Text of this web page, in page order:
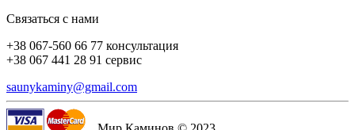
Связаться с нами
+38 067-560 66 77 консультация
+38 067 441 28 91 сервис
saunykaminy@gmail.com